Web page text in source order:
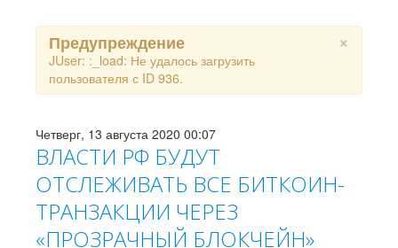
×
Предупреждение
JUser: :_load: Не удалось загрузить
пользователя с ID 936.
Четверг, 13 августа 2020 00:07
ВЛАСТИ РФ БУДУТ
ОТСЛЕЖИВАТЬ ВСЕ БИТКОИН-
ТРАНЗАКЦИИ ЧЕРЕЗ
«ПРОЗРАЧНЫЙ БЛОКЧЕЙН»